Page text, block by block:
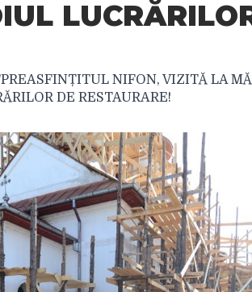
NIFON, VIZITĂ LA
DE RESTAURARE!